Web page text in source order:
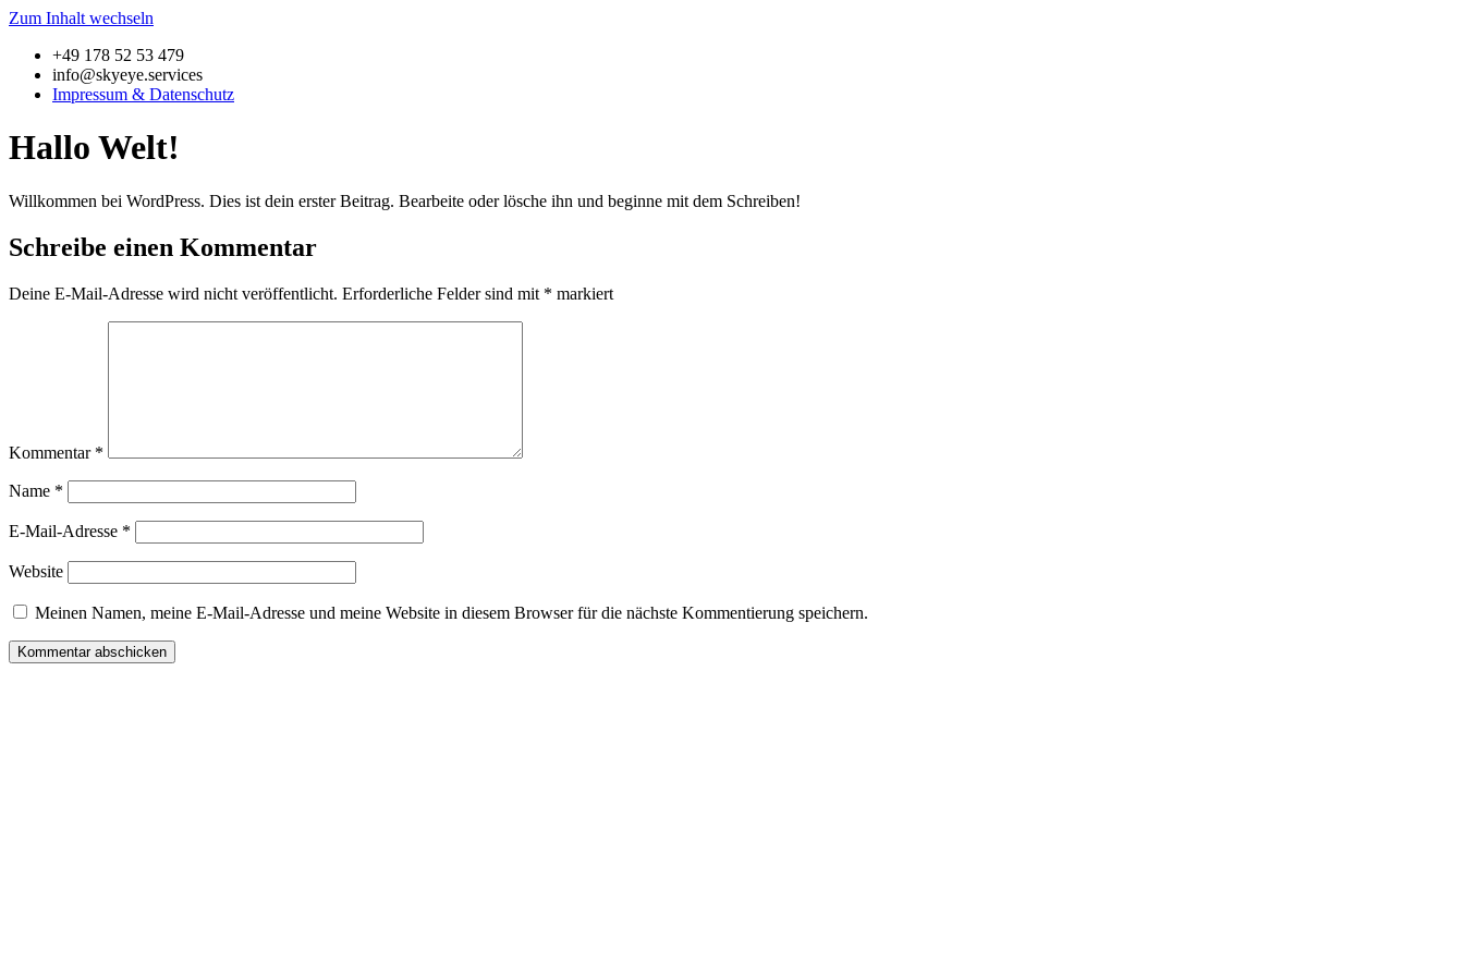
Zum Inhalt wechseln
+49 178 52 53 479
info@skyeye.services
Impressum & Datenschutz
Hallo Welt!
Willkommen bei WordPress. Dies ist dein erster Beitrag. Bearbeite oder lösche ihn und beginne mit dem Schreiben!
Schreibe einen Kommentar
Deine E-Mail-Adresse wird nicht veröffentlicht. Erforderliche Felder sind mit * markiert
Kommentar *
Name *
E-Mail-Adresse *
Website
Meinen Namen, meine E-Mail-Adresse und meine Website in diesem Browser für die nächste Kommentierung speichern.